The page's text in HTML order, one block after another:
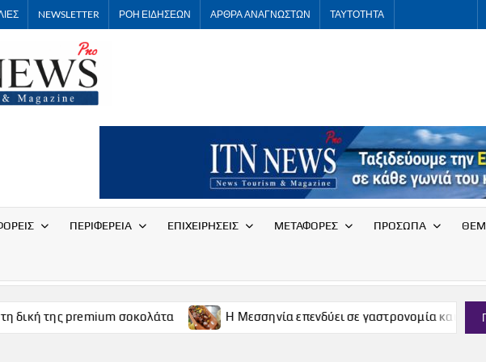
NEWSLETTER ΡΟΗ ΕΙΔΗΣΕΩΝ ΑΡΘΡΑ ΑΝΑΓΝΩΣΤΩΝ ΤΑΥΤΟΤΗΤΑ
News
ΠΕΡΙΦΕΡΕΙΑ ΕΠΙΧΕΙΡΗΣΕΙΣ ΜΕΤΑΦΟΡΕΣ ΠΡΟΣΩΠΑ
premium σοκολάτα Η Μεσσηνία επενδύει σε γαστρονομία και οινοτουρισμό